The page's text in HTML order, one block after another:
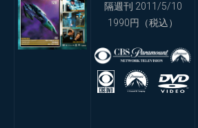
隔週刊 2011/5/10
1990円（税込）